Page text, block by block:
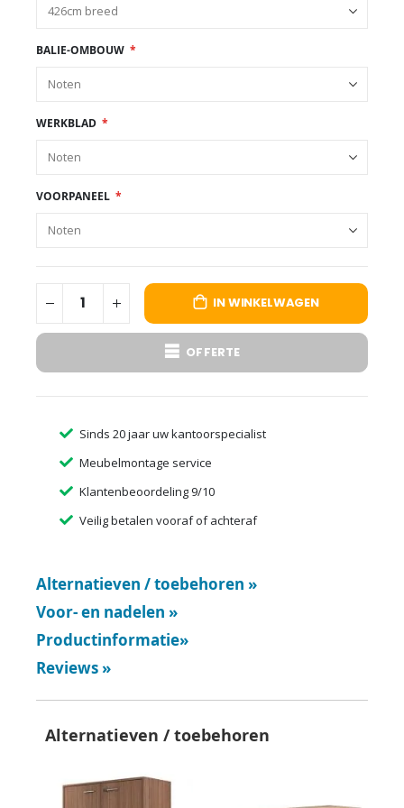
BALIE-OMBOUW
WERKBLAD
VOORPANEEL
IN WINKELWAGEN
OFFERTE
Sinds 20 jaar uw kantoorspecialist
Meubelmontage service
Klantenbeoordeling 9/10
Veilig betalen vooraf of achteraf
Alternatieven / toebehoren »
Voor- en nadelen »
Productinformatie»
Reviews »
Alternatieven / toebehoren